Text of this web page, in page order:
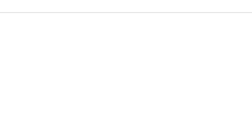
We hebben dit
We hebben dit